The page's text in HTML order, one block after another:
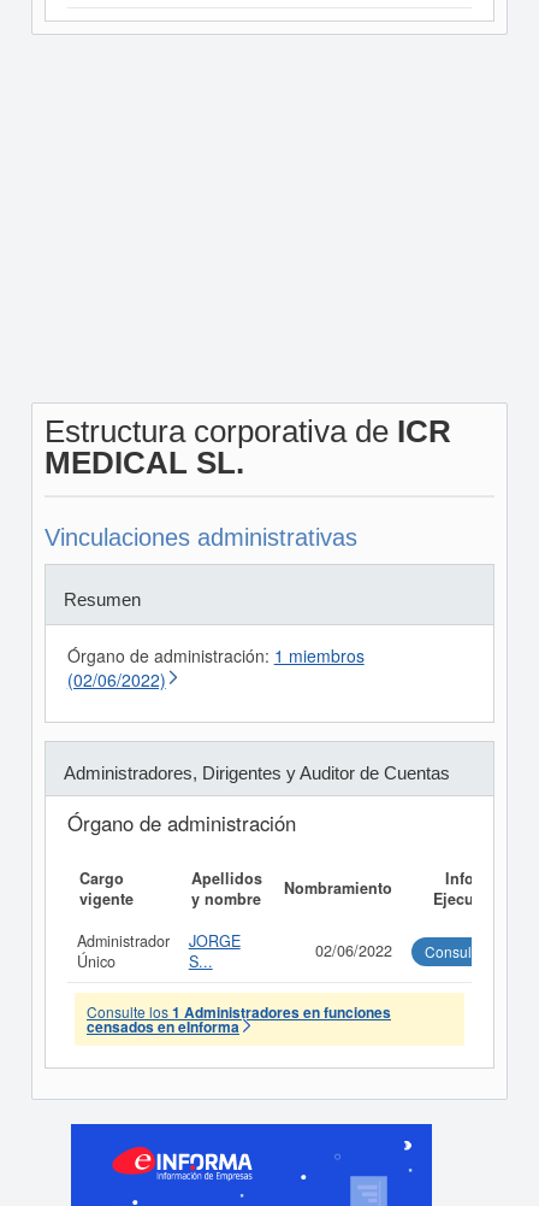
Estructura corporativa de ICR
MEDICAL SL.
Vinculaciones administrativas
Resumen
Órgano de administración: 1 miembros
(02/06/2022)
Administradores, Dirigentes y Auditor de Cuentas
Órgano de administración
Cargo
vigente
Apellidos
y nombre
Nombramiento
Informe
Ejecutivo
Administrador
Único
JORGE
S...
02/06/2022 Consultar
Consulte los1 Administradores en funciones
censados en eInforma